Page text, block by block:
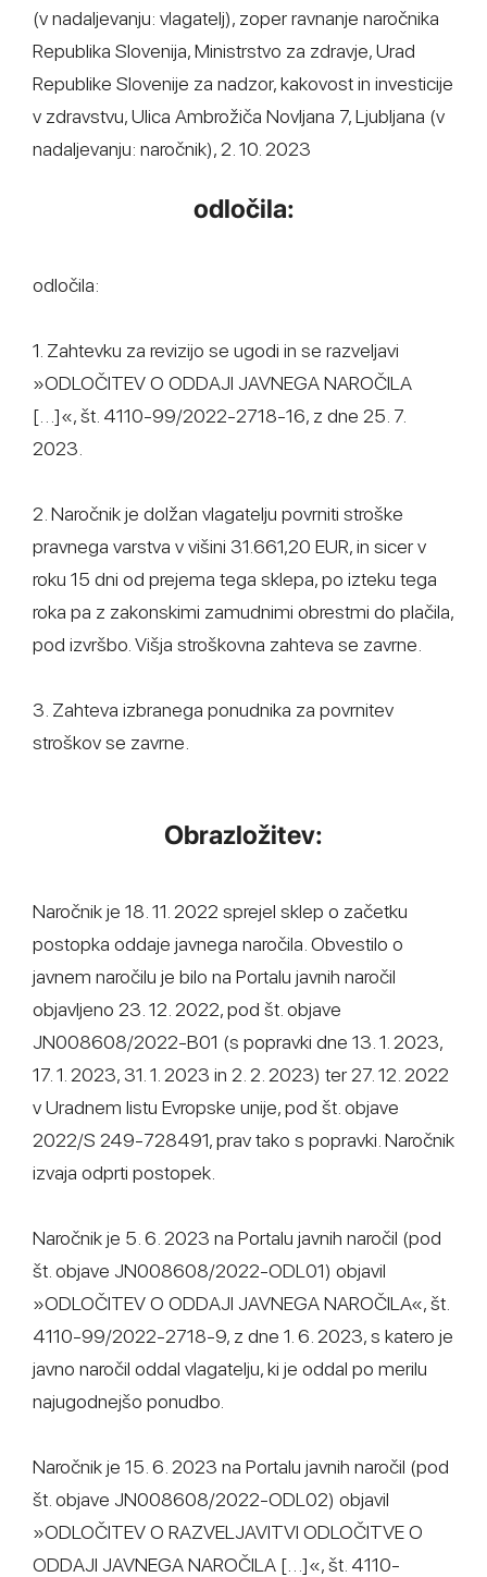
(v nadaljevanju: vlagatelj), zoper ravnanje naročnika
Republika Slovenija, Ministrstvo za zdravje, Urad
Republike Slovenije za nadzor, kakovost in investicije
v zdravstvu, Ulica Ambrožiča Novljana 7, Ljubljana (v
nadaljevanju: naročnik), 2. 10. 2023
odločila:
odločila:
1. Zahtevku za revizijo se ugodi in se razveljavi
»ODLOČITEV O ODDAJI JAVNEGA NAROČILA
[…]«, št. 4110-99/2022-2718-16, z dne 25. 7.
2023.
2. Naročnik je dolžan vlagatelju povrniti stroške
pravnega varstva v višini 31.661,20 EUR, in sicer v
roku 15 dni od prejema tega sklepa, po izteku tega
roka pa z zakonskimi zamudnimi obrestmi do plačila,
pod izvršbo. Višja stroškovna zahteva se zavrne.
3. Zahteva izbranega ponudnika za povrnitev
stroškov se zavrne.
Obrazložitev:
Naročnik je 18. 11. 2022 sprejel sklep o začetku
postopka oddaje javnega naročila. Obvestilo o
javnem naročilu je bilo na Portalu javnih naročil
objavljeno 23. 12. 2022, pod št. objave
JN008608/2022-B01 (s popravki dne 13. 1. 2023,
17. 1. 2023, 31. 1. 2023 in 2. 2. 2023) ter 27. 12. 2022
v Uradnem listu Evropske unije, pod št. objave
2022/S 249-728491, prav tako s popravki. Naročnik
izvaja odprti postopek.
Naročnik je 5. 6. 2023 na Portalu javnih naročil (pod
št. objave JN008608/2022-ODL01) objavil
»ODLOČITEV O ODDAJI JAVNEGA NAROČILA«, št.
4110-99/2022-2718-9, z dne 1. 6. 2023, s katero je
javno naročil oddal vlagatelju, ki je oddal po merilu
najugodnejšo ponudbo.
Naročnik je 15. 6. 2023 na Portalu javnih naročil (pod
št. objave JN008608/2022-ODL02) objavil
»ODLOČITEV O RAZVELJAVITVI ODLOČITVE O
ODDAJI JAVNEGA NAROČILA […]«, št. 4110-